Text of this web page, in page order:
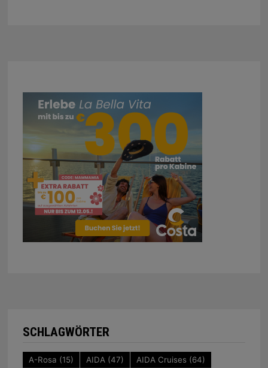
SCHLAGWÖRTER
A-Rosa (15) AIDA (47) AIDA Cruises (64)